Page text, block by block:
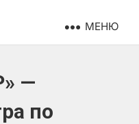
МЕНЮ
—
по